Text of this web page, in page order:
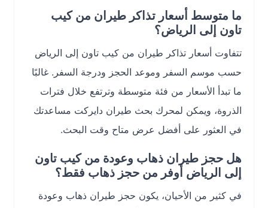
ما متوسط أسعار تذاكر طيران من كيب
تاون إلى الرياض؟
تتفاوت أسعار تذاكر طيران من كيب تاون إلى الرياض
حسب موسم السفر وموعد الحجز ودرجة السفر. غالبًا
ما تبدأ الأسعار من فئة متوسطة وترتفع خلال فترات
الذروة، ويمكن لمحرك بحث طيران دايركت مساعدتك
في العثور على أفضل عرض متاح وقت البحث.
هل حجز طيران ذهاب وعودة من كيب تاون
إلى الرياض أوفر من حجز ذهاب فقط؟
في كثير من الأحيان، يكون حجز طيران ذهاب وعودة